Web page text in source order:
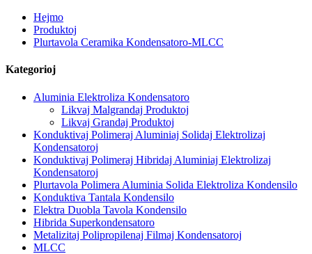
Hejmo
Produktoj
Plurtavola Ceramika Kondensatoro-MLCC
Kategorioj
Aluminia Elektroliza Kondensatoro
Likvaj Malgrandaj Produktoj
Likvaj Grandaj Produktoj
Konduktivaj Polimeraj Aluminiaj Solidaj Elektrolizaj
Kondensatoroj
Konduktivaj Polimeraj Hibridaj Aluminiaj Elektrolizaj
Kondensatoroj
Plurtavola Polimera Aluminia Solida Elektroliza Kondensilo
Konduktiva Tantala Kondensilo
Elektra Duobla Tavola Kondensilo
Hibrida Superkondensatoro
Metalizitaj Polipropilenaj Filmaj Kondensatoroj
MLCC